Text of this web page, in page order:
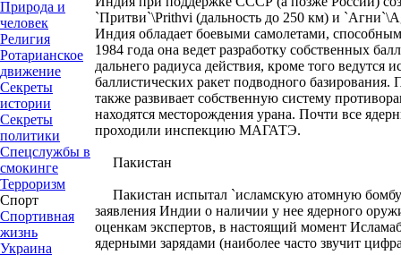
Природа и
человек
Религия
Ротарианское
движение
Секреты
истории
Секреты
политики
Спецслужбы в
смокинге
Терроризм
Спорт
Спортивная
жизнь
Украина
`Притви`\Prithvi (дальность до 250 км) и
Индия обладает боевыми самолетами,
1984 года она ведет разработку собственных
дальнего радиуса действия, кроме того ведутся
баллистических ракет подводного
также развивает собственную систему
находятся месторождения урана. Почти все
проходили инспекцию МАГАТЭ.
Пакистан
Пакистан испытал `исламскую атомную
заявления Индии о наличии у нее ядерного
оценкам экспертов, в настоящий момент
ядерными зарядами (наиболее часто звучит